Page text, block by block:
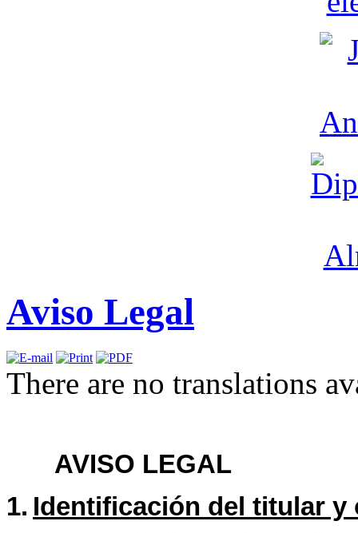
Aviso Legal
There are no translations
AVISO LEGAL
1. Identificación del titular y